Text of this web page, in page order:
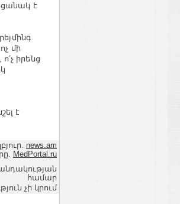
է
մի
իրենց
է
news.am
MedPortal.ru
համար
չի կրում